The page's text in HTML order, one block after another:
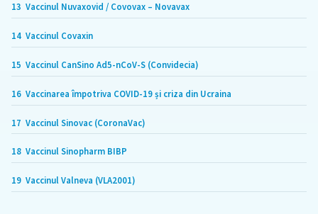
13 Vaccinul Nuvaxovid / Covovax – Novavax
14 Vaccinul Covaxin
15 Vaccinul CanSino Ad5-nCoV-S (Convidecia)
16 Vaccinarea împotriva COVID-19 și criza din Ucraina
17 Vaccinul Sinovac (CoronaVac)
18 Vaccinul Sinopharm BIBP
19 Vaccinul Valneva (VLA2001)